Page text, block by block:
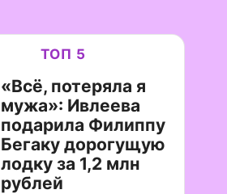
ТОП 5
«Всё, потеряла я
мужа»: Ивлеева
подарила Филиппу
Бегаку дорогущую
лодку за 1,2 млн
рублей